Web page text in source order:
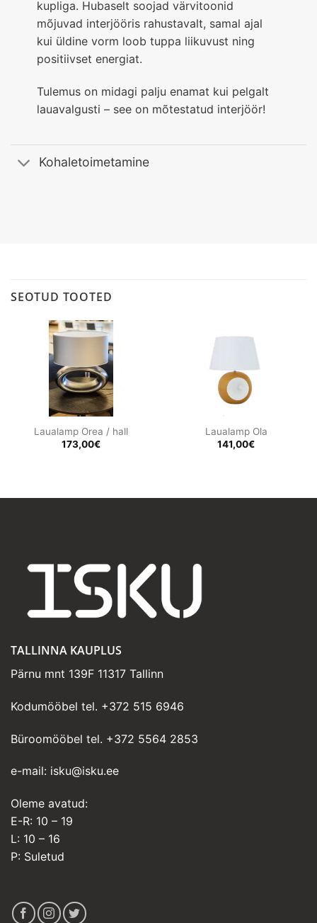
kupliga. Hubaselt soojad värvitoonid
mõjuvad interjööris rahustavalt, samal ajal
kui üldine vorm loob tuppa liikuvust ning
positiivset energiat.
Tulemus on midagi palju enamat kui pelgalt
lauavalgusti – see on mõtestatud interjöör!
Kohaletoimetamine
SEOTUD TOOTED
Laualamp Orea / hall
173,00€
Laualamp Ola
141,00€
TALLINNA KAUPLUS
Pärnu mnt 139F 11317 Tallinn
Kodumööbel tel. +372 515 6946
Büroomööbel tel. +372 5564 2853
e-mail: isku@isku.ee
Oleme avatud:
E-R: 10 – 19
L: 10 – 16
P: Suletud